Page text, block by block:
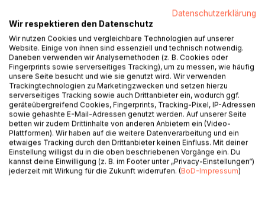
umorientieren müssen.
Zwei wichtige Folgewirkungen des
Pflegeversicherungsgesetzes sind erstens, dass
Altenhilfeträger zunehmend mehr Pflegehilfskräfte als
Pflegefachkräfte einstellen, was zweitens bewirkt, dass
der Verantwortungsdruck auf das Pflegepersonal
insgesamt stärker wird und eine Haftungsverschärfung
nach sich zieht. Inwieweit sich dieser Druck auf den Träger
erhöht soll an späterer Stelle geklärt werden. Hier sollen im
Kernbereich der Auseinandersetzung mit dem Thema
Pflegefehler Transparenz und Orientierung über deren
Entstehung und Ursache dargestellt werden sowie die
haftungsrechtlichen Folgen, die einen Imageverlust und
Datenschutzerklärung
Wir respektieren den Datenschutz
Wir nutzen Cookies und vergleichbare Technologien auf unserer
Website. Einige von ihnen sind essenziell und technisch notwendig.
Daneben verwenden wir Analysemethoden (z. B. Cookies oder
Fingerprints sowie serverseitiges Tracking), um zu messen, wie häufig
unsere Seite besucht und wie sie genutzt wird. Wir verwenden
Trackingtechnologien zu Marketingzwecken und setzen hierzu
serverseitiges Tracking sowie auch Drittanbieter ein, wodurch ggf.
geräteübergreifend Cookies, Fingerprints, Tracking-Pixel, IP-Adressen
sowie gehashte E-Mail-Adressen genutzt werden. Auf unserer Seite
betten wir zudem Drittinhalte von anderen Anbietern ein (Video-
Plattformen). Wir haben auf die weitere Datenverarbeitung und ein
etwaiges Tracking durch den Drittanbieter keinen Einfluss. Mit deiner
Einstellung willigst du in die oben beschriebenen Vorgänge ein. Du
kannst deine Einwilligung (z. B. im Footer unter „Privacy-Einstellungen“)
jederzeit mit Wirkung für die Zukunft widerrufen. (BoD-Impressum)